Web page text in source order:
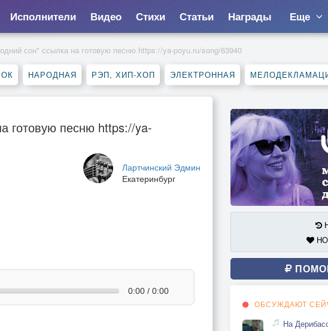
Исполнители Видео Стихи Статьи Награды Еще
сон" ссылка на готовую песню https://ya-poyu.ru/song/63940
НАРОДНАЯ РЭП, ХИП-ХОП ЭЛЕКТРОННАЯ
готовую песню https://ya-
Лартчинский Эдмин
Екатеринбург
0:00 / 0:00
ОБСУЖДАЮТ
На